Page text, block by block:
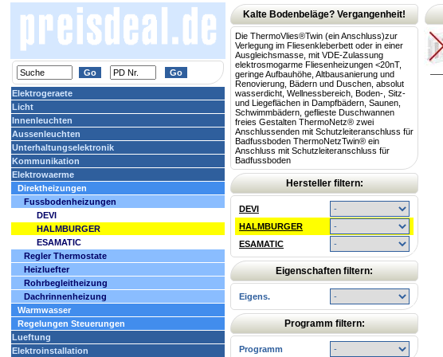
Elektrogeraete
Licht
Innenleuchten
Aussenleuchten
Unterhaltungselektronik
Kommunikation
Elektrowaerme
Direktheizungen
Fussbodenheizungen
DEVI
HALMBURGER
ESAMATIC
Regler Thermostate
Heizluefter
Rohrbegleitheizung
Dachrinnenheizung
Warmwasser
Regelungen Steuerungen
Lueftung
Elektroinstallation
Kalte Bodenbeläge? Vergangenheit!
Die ThermoVlies®Twin (ein Anschluss)zur
Verlegung im Fliesenkleberbett oder in einer
Ausgleichsmasse, mit VDE-Zulassung
elektrosmogarme Fliesenheizungen <20nT,
geringe Aufbauhöhe, Altbausanierung und
Renovierung, Bädern und Duschen, absolut
wasserdicht, Wellnessbereich, Boden-, Sitz-
und Liegeflächen in Dampfbädern, Saunen,
Schwimmbädern, geflieste Duschwannen
freies Gestalten ThermoNetz® zwei
Anschlussenden mit Schutzleiteranschluss für
Badfussboden ThermoNetzTwin® ein
Anschluss mit Schutzleiteranschluss für
Badfussboden
Hersteller filtern:
DEVI
HALMBURGER
ESAMATIC
Eigenschaften filtern:
Eigens.
Programm filtern:
Programm